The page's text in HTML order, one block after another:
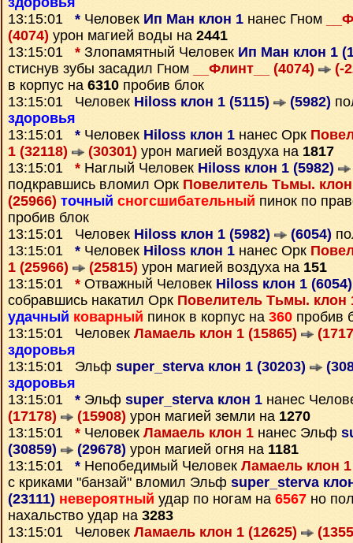
13:15:01 * Человек Ип Ман клон 1 нанес Гном
(4074) урон магией воды на 2441
13:15:01 * Злопамятный Человек Ип Ман клон 1
стиснув зубы засадил Гном
__Флинт__ (4074)
(-
в корпус на 6310 пробив блок
13:15:01 Человек Hiloss клон 1 (5115) (5982)
здоровья
13:15:01 * Человек Hiloss клон 1 нанес Орк
1 (32118)
(30301) урон магией воздуха на 1817
13:15:01 * Наглый Человек Hiloss клон 1 (5982)
подкравшись вломил Орк Повелитель Тьмы.
(25966) точный сногсшибательный пинок по
пробив блок
13:15:01 Человек Hiloss клон 1 (5982) (6054)
13:15:01 * Человек Hiloss клон 1 нанес Орк
1 (25966)
(25815) урон магией воздуха на 151
13:15:01 * Отважный Человек Hiloss клон 1
собравшись накатил Орк Повелитель Тьмы. клон
удачный коварный пинок в корпус на 360 пробив
13:15:01 Человек Ламаель клон 1 (15865)
здоровья
13:15:01 Эльф super_sterva клон 1 (30203)
здоровья
13:15:01 * Эльф super_sterva клон 1 нанес
(17178)
(15908) урон магией земли на 1270
13:15:01 * Человек Ламаель клон 1 нанес Эльф
(30859)
(29678) урон магией огня на 1181
13:15:01 * Непобедимый Человек Ламаель клон
с криками "банзай" вломил Эльф super_sterva
(23111) невероятный удар по ногам на 6567 но
нахальство удар на 3283
13:15:01 Человек Ламаель клон 1 (12625)